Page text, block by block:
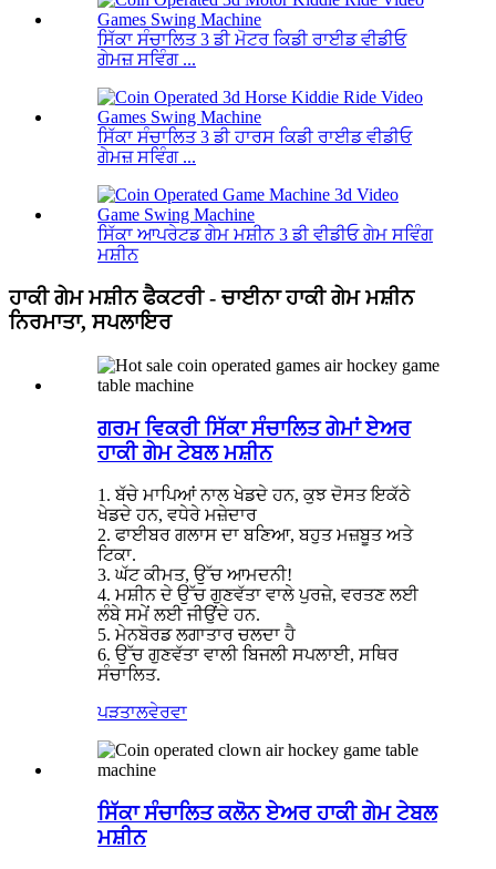
ਸਿੱਕਾ ਸੰਚਾਲਿਤ 3 ਡੀ ਮੋਟਰ ਕਿਡੀ ਰਾਈਡ ਵੀਡੀਓ
ਗੇਮਜ਼ ਸਵਿੰਗ ...
ਸਿੱਕਾ ਸੰਚਾਲਿਤ 3 ਡੀ ਹਾਰਸ ਕਿਡੀ ਰਾਈਡ ਵੀਡੀਓ
ਗੇਮਜ਼ ਸਵਿੰਗ ...
ਸਿੱਕਾ ਆਪਰੇਟਡ ਗੇਮ ਮਸ਼ੀਨ 3 ਡੀ ਵੀਡੀਓ ਗੇਮ ਸਵਿੰਗ
ਮਸ਼ੀਨ
ਹਾਕੀ ਗੇਮ ਮਸ਼ੀਨ ਫੈਕਟਰੀ - ਚਾਈਨਾ ਹਾਕੀ ਗੇਮ ਮਸ਼ੀਨ
ਨਿਰਮਾਤਾ, ਸਪਲਾਇਰ
ਗਰਮ ਵਿਕਰੀ ਸਿੱਕਾ ਸੰਚਾਲਿਤ ਗੇਮਾਂ ਏਅਰ
ਹਾਕੀ ਗੇਮ ਟੇਬਲ ਮਸ਼ੀਨ
1. ਬੱਚੇ ਮਾਪਿਆਂ ਨਾਲ ਖੇਡਦੇ ਹਨ, ਕੁਝ ਦੋਸਤ ਇਕੱਠੇ
ਖੇਡਦੇ ਹਨ, ਵਧੇਰੇ ਮਜ਼ੇਦਾਰ
2. ਫਾਈਬਰ ਗਲਾਸ ਦਾ ਬਣਿਆ, ਬਹੁਤ ਮਜ਼ਬੂਤ ​​ਅਤੇ
ਟਿਕਾ.
3. ਘੱਟ ਕੀਮਤ, ਉੱਚ ਆਮਦਨੀ!
4. ਮਸ਼ੀਨ ਦੇ ਉੱਚ ਗੁਣਵੱਤਾ ਵਾਲੇ ਪੁਰਜ਼ੇ, ਵਰਤਣ ਲਈ
ਲੰਬੇ ਸਮੇਂ ਲਈ ਜੀਉਂਦੇ ਹਨ.
5. ਮੇਨਬੋਰਡ ਲਗਾਤਾਰ ਚਲਦਾ ਹੈ
6. ਉੱਚ ਗੁਣਵੱਤਾ ਵਾਲੀ ਬਿਜਲੀ ਸਪਲਾਈ, ਸਥਿਰ
ਸੰਚਾਲਿਤ.
ਪੜਤਾਲਵੇਰਵਾ
ਸਿੱਕਾ ਸੰਚਾਲਿਤ ਕਲੋਨ ਏਅਰ ਹਾਕੀ ਗੇਮ ਟੇਬਲ
ਮਸ਼ੀਨ